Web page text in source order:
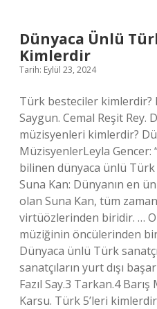
Dünyaca Ünlü
Kimlerdir
Tarih: Eylül 23, 2024
Türk besteciler kimlerdir?
Saygun. Cemal Reşit Rey.
müzisyenleri kimlerdir?
MüzisyenlerLeyla Gencer:
bilinen dünyaca ünlü
Suna Kan: Dünyanın en
olan Suna Kan, tüm
virtüözlerinden biridir. …
müziğinin öncülerinden
Dünyaca ünlü Türk
sanatçıların yurt dışı
Fazıl Say.3 Tarkan.4
Karsu. Türk 5’leri